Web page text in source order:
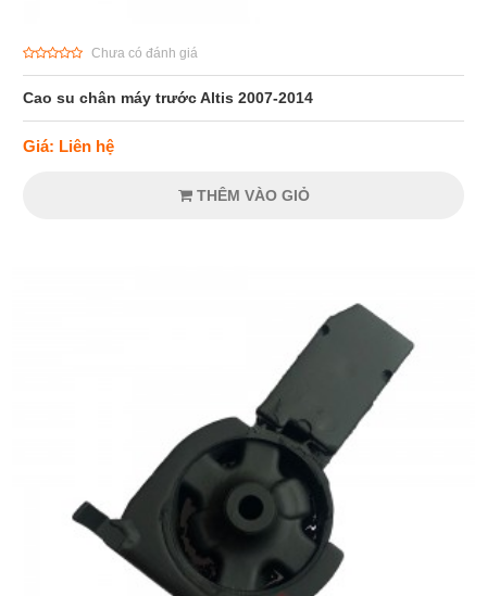
Chưa có đánh giá
Cao su chân máy trước Altis 2007-2014
Giá: Liên hệ
THÊM VÀO GIỎ